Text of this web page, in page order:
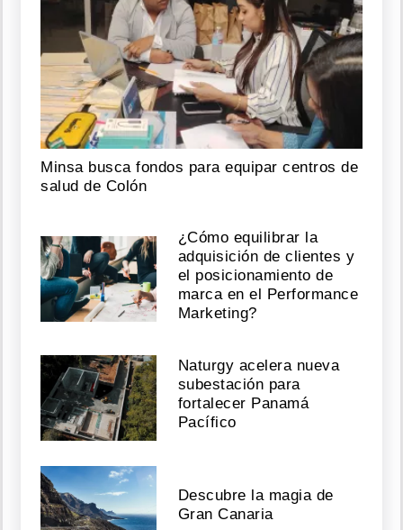
Minsa busca fondos para equipar centros de
salud de Colón
¿Cómo equilibrar la
adquisición de clientes y
el posicionamiento de
marca en el Performance
Marketing?
Naturgy acelera nueva
subestación para
fortalecer Panamá
Pacífico
Descubre la magia de
Gran Canaria